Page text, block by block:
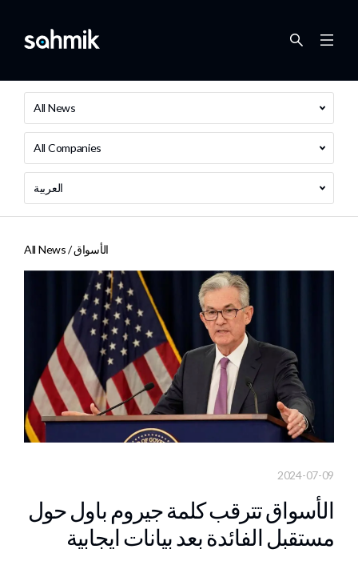
All News
All Companies
العربية
All News /الأسواق
2024-07-09
الأسواق تترقب كلمة جيروم باول حول
مستقبل الفائدة بعد بيانات ايجابية